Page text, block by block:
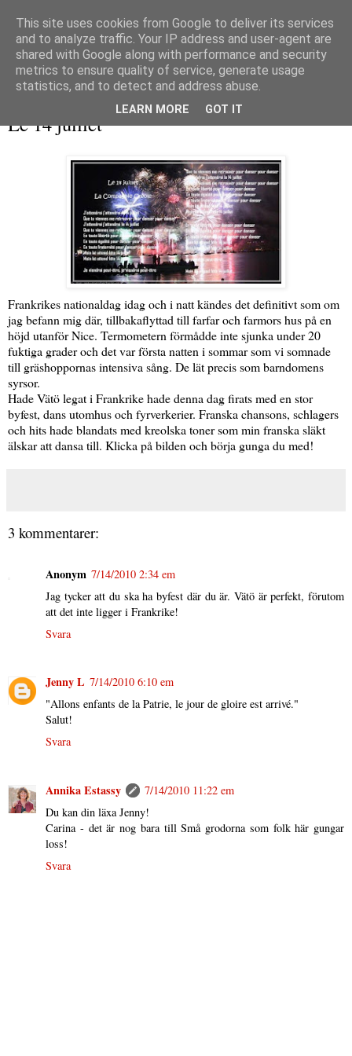
Le 14 juillet
Frankrikes nationaldag idag och i natt kändes det definitivt som om
jag befann mig där, tillbakaflyttad till farfar och farmors hus på en
höjd utanför Nice. Termometern förmådde inte sjunka under 20
fuktiga grader och det var första natten i sommar som vi somnade
till gräshoppornas intensiva sång. De lät precis som barndomens
syrsor.
Hade Vätö legat i Frankrike hade denna dag firats med en stor
byfest, dans utomhus och fyrverkerier. Franska chansons, schlagers
och hits hade blandats med kreolska toner som min franska släkt
älskar att dansa till. Klicka på bilden och börja gunga du med!
3 kommentarer:
Anonym 7/14/2010 2:34 em
Jag tycker att du ska ha byfest där du är. Vätö är perfekt, förutom
att det inte ligger i Frankrike!
Svara
Jenny L 7/14/2010 6:10 em
"Allons enfants de la Patrie, le jour de gloire est arrivé."
Salut!
Svara
Annika Estassy
7/14/2010 11:22 em
Du kan din läxa Jenny!
Carina - det är nog bara till Små grodorna som folk här gungar
loss!
Svara
This site uses cookies from Google to deliver its services
and to analyze traffic. Your IP address and user-agent are
shared with Google along with performance and security
metrics to ensure quality of service, generate usage
statistics, and to detect and address abuse.
LEARN MORE GOT IT